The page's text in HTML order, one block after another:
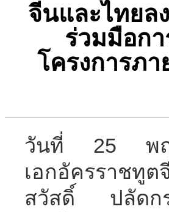
จีนและไทยล
ร่วมมือก
โครงการภ
วันที่ 25 พฤ
เอกอัครราชทู
สวัสดิ์ ปลัดกร